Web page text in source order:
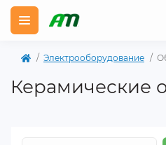
Электрооборудование
Керамические